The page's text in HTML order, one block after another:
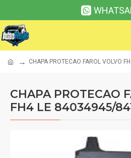
CHAPA PROTECAO FAROL VOLVO
CHAPA PROTECAO
FH4 LE 84034945/